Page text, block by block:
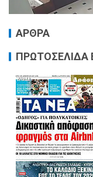
ΑΡΘΡΑ
ΠΡΩΤΟΣΕΛΙΔΑ